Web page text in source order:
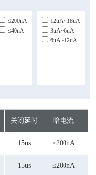
≤200nA
≤40nA
12uA~18uA
3uA~6uA
6uA~12uA
关闭延时 暗电流
15us ≤200nA
15us ≤200nA